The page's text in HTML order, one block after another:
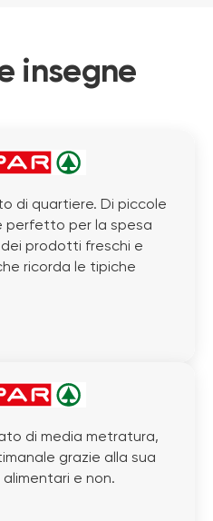
insegne
di quartiere. Di piccole
perfetto per la spesa
prodotti freschi e
ricorda le tipiche
di media metratura,
grazie alla sua
e non.